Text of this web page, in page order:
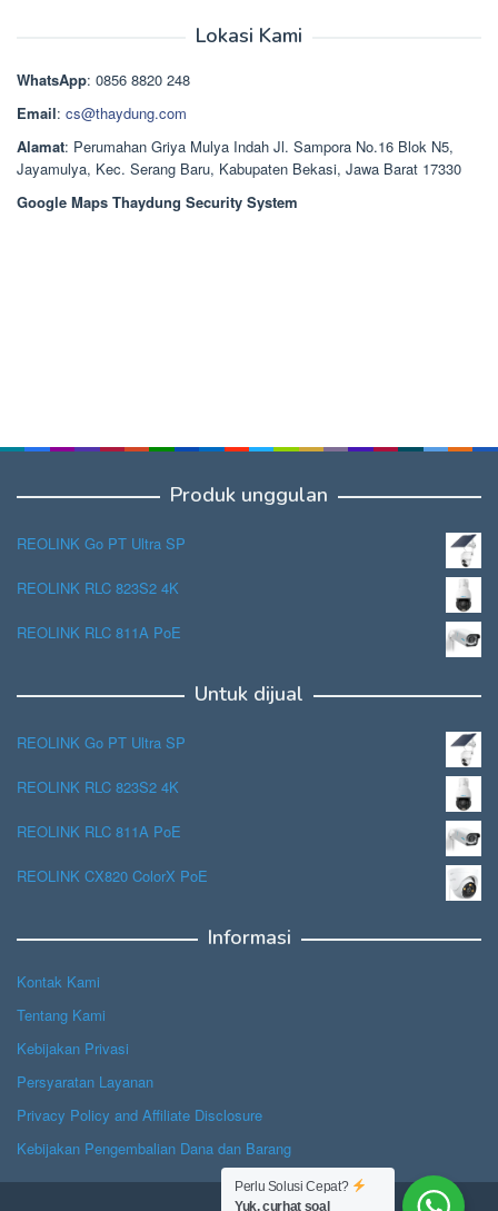
Rp1.378.000.
Lokasi Kami
WhatsApp: 0856 8820 248
Email: cs@thaydung.com
Alamat: Perumahan Griya Mulya Indah Jl. Sampora No.16 Blok N5,
Jayamulya, Kec. Serang Baru, Kabupaten Bekasi, Jawa Barat 17330
Google Maps Thaydung Security System
Produk unggulan
REOLINK Go PT Ultra SP
REOLINK RLC 823S2 4K
REOLINK RLC 811A PoE
Untuk dijual
REOLINK Go PT Ultra SP
REOLINK RLC 823S2 4K
REOLINK RLC 811A PoE
REOLINK CX820 ColorX PoE
Informasi
Kontak Kami
Tentang Kami
Kebijakan Privasi
Persyaratan Layanan
Privacy Policy and Affiliate Disclosure
Kebijakan Pengembalian Dana dan Barang
Perlu Solusi Cepat?
Yuk, curhat soal